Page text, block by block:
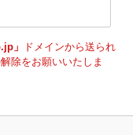
」
ドメインから送られ
除をお願いいたしま